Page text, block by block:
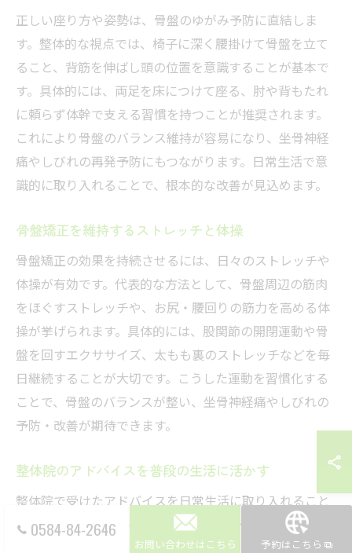
正しい座り方や姿勢は、骨盤のゆがみ予防に直結しま
す。整体的な視点では、椅子に深く腰掛けて骨盤を立て
ること、背筋を伸ばし頭の位置を意識することが基本で
す。具体的には、両足を床につけて座る、肘や背もたれ
に頼らず体幹で支える習慣を持つことが推奨されます。
これにより骨盤のバランス維持が容易になり、坐骨神経
痛やしびれの再発予防にもつながります。日常生活で意
識的に取り入れることで、根本的な改善が見込めます。
骨盤矯正を維持するストレッチと体操
骨盤矯正の効果を持続させるには、日々のストレッチや
体操が有効です。代表的な方法として、骨盤周辺の筋肉
をほぐすストレッチや、お尻・腰回りの筋力を高める体
操が挙げられます。具体的には、股関節の開閉運動や骨
盤を回すエクササイズ、太もも裏のストレッチなどを毎
日継続することが大切です。こうした運動を習慣化する
ことで、骨盤のバランスが整い、坐骨神経痛やしびれの
予防・改善が期待できます。
整体院のアドバイスを普段の生活に活かす
整体院で受けたアドバイスを日常生活に取り入れること
が、骨盤のゆがみ改善には不可欠です。例えば、施術後
に指導される正しい姿勢の維持方法や、家でもできるス
0584-84-2646
お問い合わせはこちら 予約はこちら